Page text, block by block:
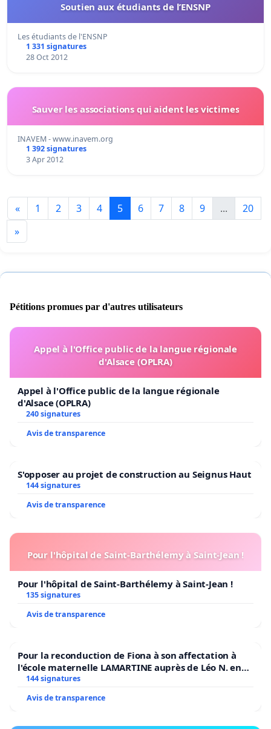
Soutien aux étudiants de l’ENSNP
Les étudiants de l'ENSNP
1 331 signatures
28 Oct 2012
Sauver les associations qui aident les victimes
INAVEM - www.inavem.org
1 392 signatures
3 Apr 2012
« 1 2 3 4 5 6 7 8 9 ...
20
»
Pétitions promues par d'autres utilisateurs
Appel à l'Office public de la langue régionale
d'Alsace (OPLRA)
Appel à l'Office public de la langue régionale
d'Alsace (OPLRA)
240 signatures
Avis de transparence
S'opposer au projet de construction au Seignus Haut
144 signatures
Avis de transparence
Pour l'hôpital de Saint-Barthélemy à Saint-Jean !
Pour l'hôpital de Saint-Barthélemy à Saint-Jean !
135 signatures
Avis de transparence
Pour la reconduction de Fiona à son affectation à
l'école maternelle LAMARTINE auprès de Léo N. en
2026/2027
144 signatures
Avis de transparence